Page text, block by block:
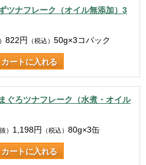
ツナフレーク（オイル無添加）3
822円 （税込） 50g×3コパック
カートに入れる
ぐろツナフレーク（水煮・オイル
） 1,198円 （税込） 80g×3缶
カートに入れる